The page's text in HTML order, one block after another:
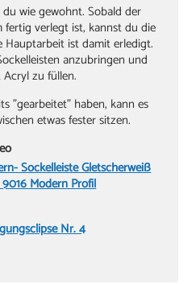
wie gewohnt. Sobald der
fertig verlegt ist, kannst du die
Hauptarbeit ist damit erledigt.
anzubringen und
zu füllen.
"gearbeitet" haben, kann es
etwas fester sitzen.
Sockelleiste Gletscherweiß
Modern Profil
Nr. 4